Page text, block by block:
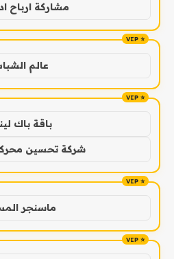
مشاركة ارباح
عالم
باقة باك
شركة تحسين
ماسنجر